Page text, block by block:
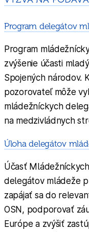
Program delegátov
Program
zvýšenie účasti
Spojených národov.
pozorovateľ môže
mládežníckych
na medzivládnych
Úloha delegátov
Účasť
delegátov mládeže
zapájať sa do
OSN, podporovať
Európe a zvýšiť